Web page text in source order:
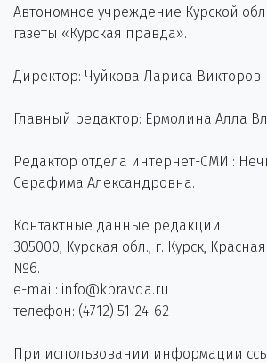
Автономное учреждение Курской
газеты «Курская правда».
Директор: Чуйкова Лариса
Главный редактор: Ермолина Алла
Редактор отдела интернет-СМИ :
Серафима Александровна.
Контактные данные редакции:
305000, Курская обл., г. Курск,
№6.
e-mail: info@kpravda.ru
телефон: (4712) 51-24-62
При использовании информации